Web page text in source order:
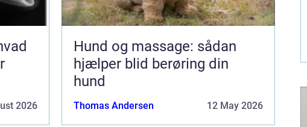
2026
Hund og massage: sådan
hjælper blid berøring din
hund
Thomas Andersen 12 May 2026